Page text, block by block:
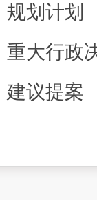
规划计划
重大行政
建议提案